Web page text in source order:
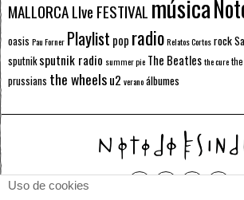
MALLORCA LIve FESTIVAL música
oasis Pau Forner Playlist pop radioRelatos Cortosrock
sputnik sputnik radio summer pie The Beatlesthe cure
prussians the wheelsu2 veranoálbumes
Uso de cookies